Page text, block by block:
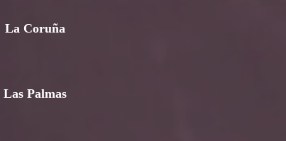
La Coruña
Las Palmas